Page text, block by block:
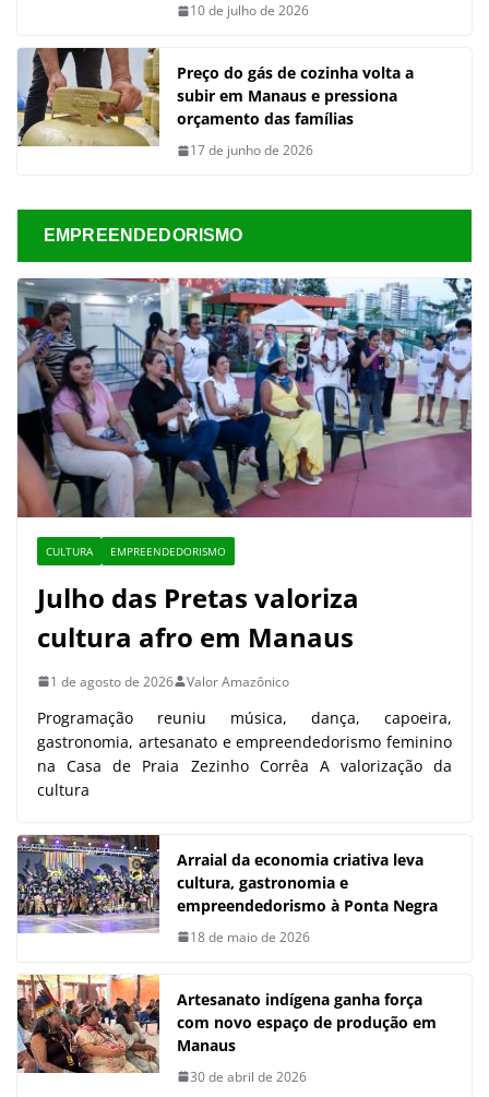
10 de julho de 2026
Preço do gás de cozinha volta a
subir em Manaus e pressiona
orçamento das famílias
17 de junho de 2026
EMPREENDEDORISMO
CULTURA EMPREENDEDORISMO
Julho das Pretas valoriza
cultura afro em Manaus
1 de agosto de 2026 Valor Amazônico
Programação reuniu música, dança, capoeira,
gastronomia, artesanato e empreendedorismo feminino
na Casa de Praia Zezinho Corrêa A valorização da
cultura
Arraial da economia criativa leva
cultura, gastronomia e
empreendedorismo à Ponta Negra
18 de maio de 2026
Artesanato indígena ganha força
com novo espaço de produção em
Manaus
30 de abril de 2026